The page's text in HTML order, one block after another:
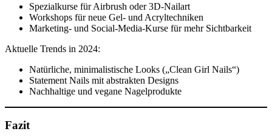
Spezialkurse für Airbrush oder 3D-Nailart
Workshops für neue Gel- und Acryltechniken
Marketing- und Social-Media-Kurse für mehr Sichtbarkeit
Aktuelle Trends in 2024:
Natürliche, minimalistische Looks („Clean Girl Nails“)
Statement Nails mit abstrakten Designs
Nachhaltige und vegane Nagelprodukte
Fazit